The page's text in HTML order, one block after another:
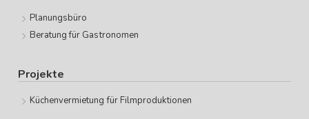
Planungsbüro
Beratung für Gastronomen
Projekte
Küchenvermietung für Filmproduktionen